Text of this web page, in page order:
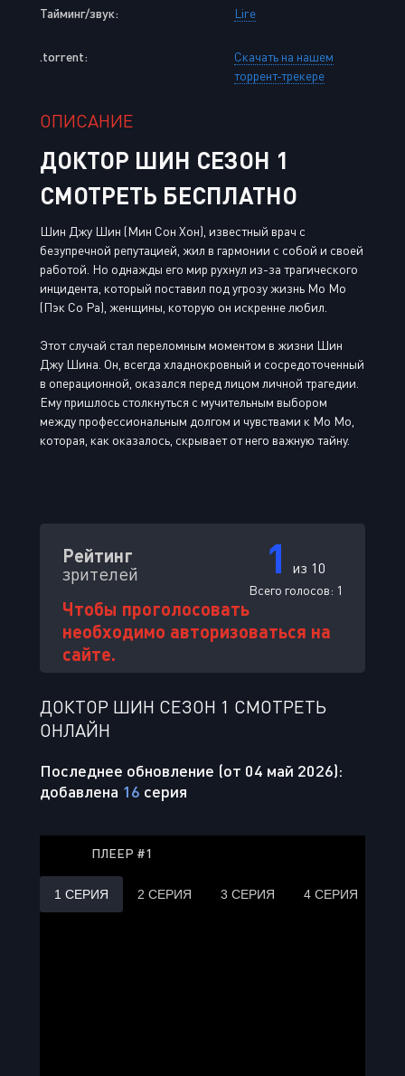
Тайминг/звук:
Lire
.torrent:
Скачать на нашем
торрент-трекере
ОПИСАНИЕ
ДОКТОР ШИН СЕЗОН 1
СМОТРЕТЬ БЕСПЛАТНО
Шин Джу Шин (Мин Сон Хон), известный врач с
безупречной репутацией, жил в гармонии с собой и своей
работой. Но однажды его мир рухнул из-за трагического
инцидента, который поставил под угрозу жизнь Мо Мо
(Пэк Со Ра), женщины, которую он искренне любил.
Этот случай стал переломным моментом в жизни Шин
Джу Шина. Он, всегда хладнокровный и сосредоточенный
в операционной, оказался перед лицом личной трагедии.
Ему пришлось столкнуться с мучительным выбором
между профессиональным долгом и чувствами к Мо Мо,
которая, как оказалось, скрывает от него важную тайну.
Рейтинг
зрителей 1 из 10
Всего голосов: 1
Чтобы проголосовать
необходимо авторизоваться на
сайте.
ДОКТОР ШИН СЕЗОН 1 СМОТРЕТЬ
ОНЛАЙН
Последнее обновление (от 04 май 2026):
добавлена 16 серия
ПЛЕЕР #1